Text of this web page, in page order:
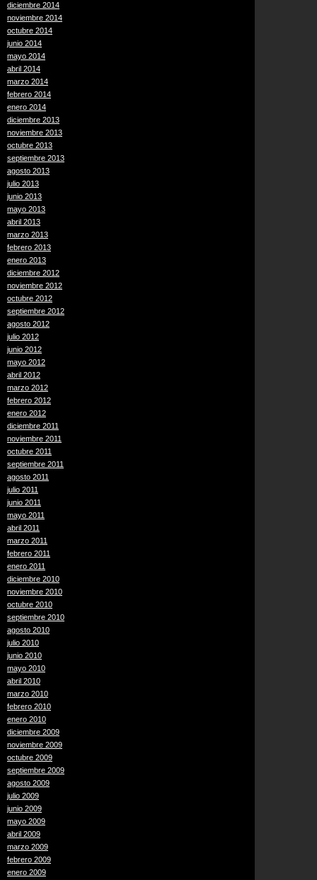
diciembre 2014
noviembre 2014
octubre 2014
junio 2014
mayo 2014
abril 2014
marzo 2014
febrero 2014
enero 2014
diciembre 2013
noviembre 2013
octubre 2013
septiembre 2013
agosto 2013
julio 2013
junio 2013
mayo 2013
abril 2013
marzo 2013
febrero 2013
enero 2013
diciembre 2012
noviembre 2012
octubre 2012
septiembre 2012
agosto 2012
julio 2012
junio 2012
mayo 2012
abril 2012
marzo 2012
febrero 2012
enero 2012
diciembre 2011
noviembre 2011
octubre 2011
septiembre 2011
agosto 2011
julio 2011
junio 2011
mayo 2011
abril 2011
marzo 2011
febrero 2011
enero 2011
diciembre 2010
noviembre 2010
octubre 2010
septiembre 2010
agosto 2010
julio 2010
junio 2010
mayo 2010
abril 2010
marzo 2010
febrero 2010
enero 2010
diciembre 2009
noviembre 2009
octubre 2009
septiembre 2009
agosto 2009
julio 2009
junio 2009
mayo 2009
abril 2009
marzo 2009
febrero 2009
enero 2009